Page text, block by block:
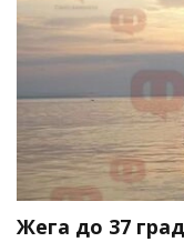
Жега до 37